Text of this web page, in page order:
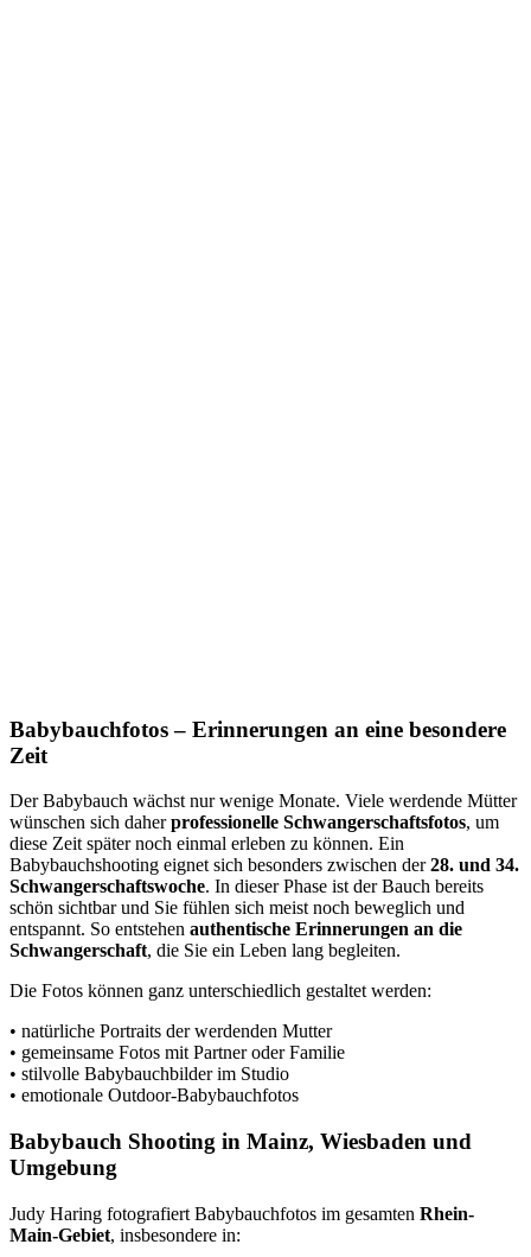
Babybauchfotos – Erinnerungen an eine besondere
Zeit
Der Babybauch wächst nur wenige Monate. Viele werdende Mütter
wünschen sich daherprofessionelle Schwangerschaftsfotos, um
diese Zeit später noch einmal erleben zu können. Ein
Babybauchshooting eignet sich besonders zwischen der28. und 34.
Schwangerschaftswoche. In dieser Phase ist der Bauch bereits
schön sichtbar und Sie fühlen sich meist noch beweglich und
entspannt. So entstehen authentische Erinnerungen an die
Schwangerschaft, die Sie ein Leben lang begleiten.
Die Fotos können ganz unterschiedlich gestaltet werden:
• natürliche Portraits der werdenden Mutter
• gemeinsame Fotos mit Partner oder Familie
• stilvolle Babybauchbilder im Studio
• emotionale Outdoor-Babybauchfotos
Babybauch Shooting in Mainz, Wiesbaden und
Umgebung
Judy Haring fotografiert Babybauchfotos im gesamten Rhein-
Main-Gebiet, insbesondere in: